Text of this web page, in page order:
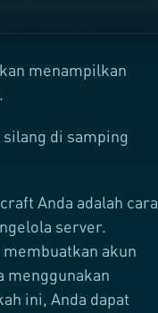
menampilkan
di samping
Anda adalah cara
server.
akun
menggunakan
ini, Anda dapat